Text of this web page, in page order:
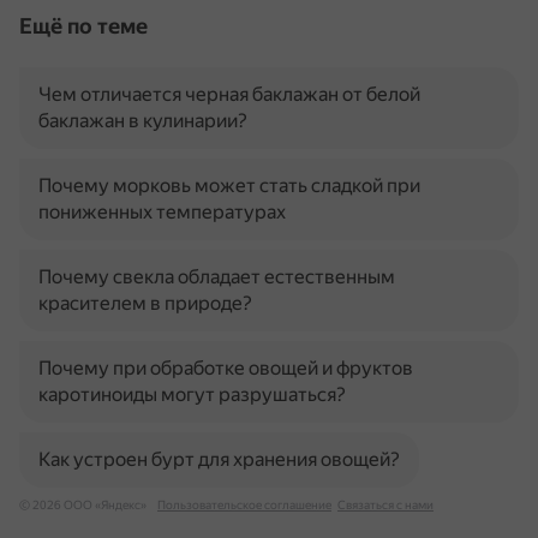
Ещё по теме
Чем отличается черная баклажан от белой
баклажан в кулинарии?
Почему морковь может стать сладкой при
пониженных температурах
Почему свекла обладает естественным
красителем в природе?
Почему при обработке овощей и фруктов
каротиноиды могут разрушаться?
Как устроен бурт для хранения овощей?
© 2026 ООО «Яндекс» Пользовательское соглашение Связаться с нами